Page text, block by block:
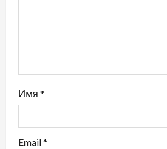
с
я
м
Имя *
Email*